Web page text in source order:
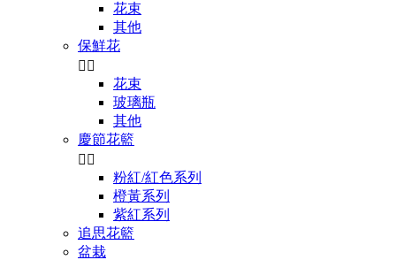
花束
其他
保鮮花
 
花束
玻璃瓶
其他
慶節花籃
 
粉紅/紅色系列
橙黃系列
紫紅系列
追思花籃
盆栽